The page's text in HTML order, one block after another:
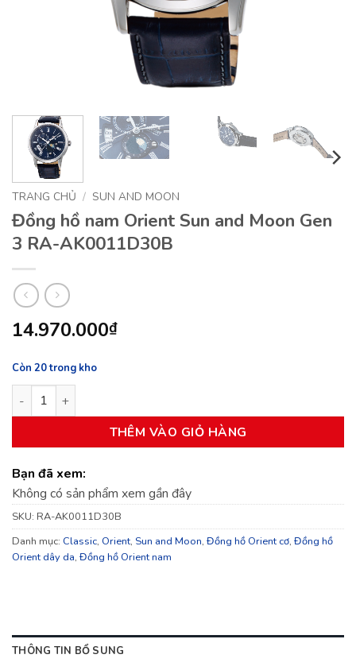
TRANG CHỦ / SUN AND MOON
Đồng hồ nam Orient Sun and Moon Gen
3 RA-AK0011D30B
14.970.000₫
Còn 20 trong kho
Đồng hồ nam Orient Sun and Moon Gen 3 RA-AK0011D30B
THÊM VÀO GIỎ HÀNG
Bạn đã xem:
Không có sản phẩm xem gần đây
SKU: RA-AK0011D30B
Danh mục: Classic, Orient, Sun and Moon, Đồng hồ Orient cơ, Đồng hồ
Orient dây da, Đồng hồ Orient nam
THÔNG TIN BỔ SUNG